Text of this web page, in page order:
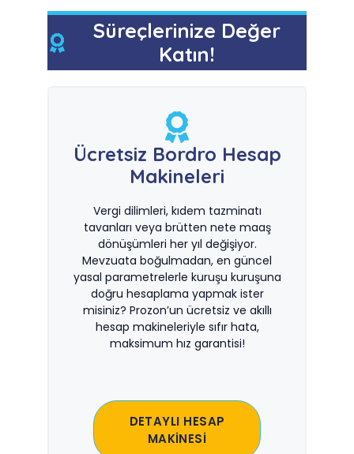
Süreçlerinize Değer
Katın!
Ücretsiz Bordro Hesap
Makineleri
Vergi dilimleri, kıdem tazminatı
tavanları veya brütten nete maaş
dönüşümleri her yıl değişiyor.
Mevzuata boğulmadan, en güncel
yasal parametrelerle kuruşu kuruşuna
doğru hesaplama yapmak ister
misiniz? Prozon’un ücretsiz ve akıllı
hesap makineleriyle sıfır hata,
maksimum hız garantisi!
DETAYLI HESAP
MAKİNESİ